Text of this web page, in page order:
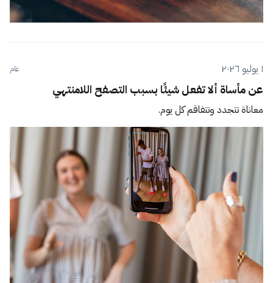
١ يوليو ٢٠٢٦ عام
عن مأساة ألا تفعل شيئًا بسبب التصفح اللامنتهي
معاناة تتجدد وتتفاقم كل يوم.